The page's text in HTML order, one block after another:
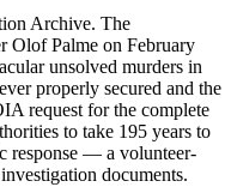
Archive. The
Olof Palme on February
unsolved murders in
properly secured and the
request for the complete
to take 195 years to
response — a volunteer-
documents.